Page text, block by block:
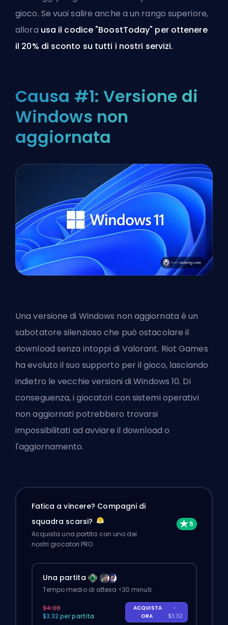
gioco. Se vuoi salire anche a un rango superiore,
allora usa il codice "BoostToday" per ottenere
il 20% di sconto su tutti i nostri servizi.
Causa #1: Versione di
Windows non
aggiornata
Una versione di Windows non aggiornata è un
sabotatore silenzioso che può ostacolare il
download senza intoppi di Valorant. Riot Games
ha evoluto il suo supporto per il gioco, lasciando
indietro le vecchie versioni di Windows 10. Di
conseguenza, i giocatori con sistemi operativi
non aggiornati potrebbero trovarsi
impossibilitati ad avviare il download o
l'aggiornamento.
Fatica a vincere? Compagni di
squadra scarsi?
Acquista una partita con uno dei
nostri giocatori PRO.
Una partita
Tempo medio di attesa <30 minuti
$4.00
$3.32 per partita
ACQUISTA
ORA
-
$3.32